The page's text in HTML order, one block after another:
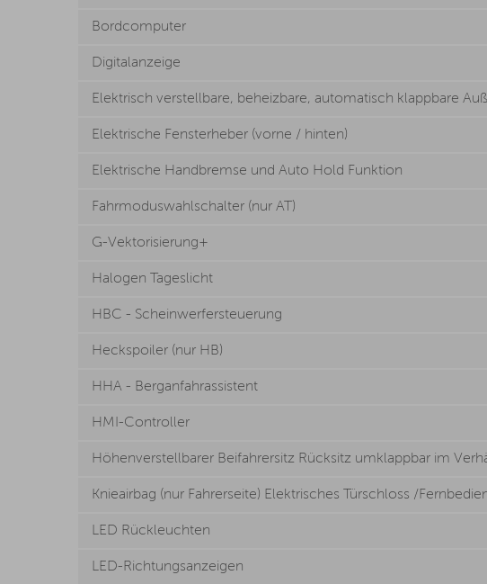
Bordcomputer
Digitalanzeige
Elektrisch verstellbare, beheizbare, automatisch klappbare
Elektrische Fensterheber (vorne / hinten)
Elektrische Handbremse und Auto Hold Funktion
Fahrmoduswahlschalter (nur AT)
G-Vektorisierung+
Halogen Tageslicht
HBC - Scheinwerfersteuerung
Heckspoiler (nur HB)
HHA - Berganfahrassistent
HMI-Controller
Höhenverstellbarer Beifahrersitz Rücksitz umklappbar im
Knieairbag (nur Fahrerseite) Elektrisches Türschloss /
LED Rückleuchten
LED-Richtungsanzeigen